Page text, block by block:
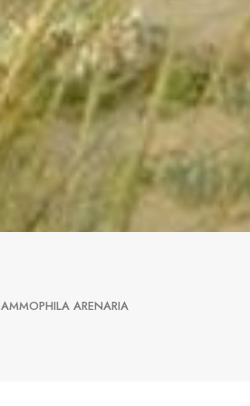
AMMOPHILA ARENARIA